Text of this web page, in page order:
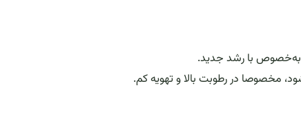
مخصوصا در رطوبت بالا و تهویه کم.